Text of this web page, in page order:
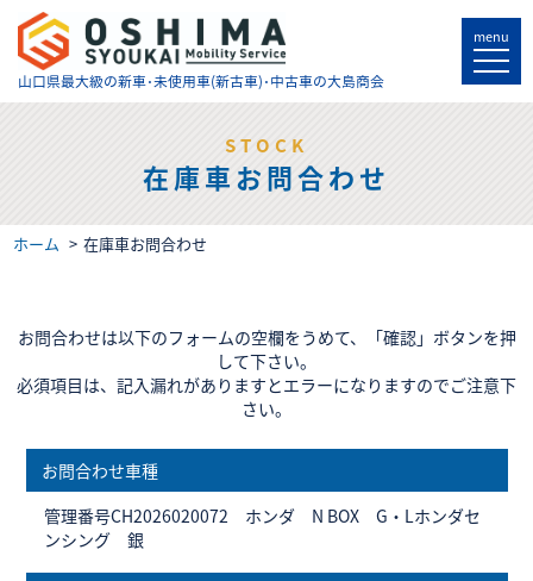
山口県最大級の新車･未使用車(新古車)･中古車の大島商会
menu
STOCK
在庫車お問合わせ
ホーム 在庫車お問合わせ
お問合わせは以下のフォームの空欄をうめて、「確認」ボタンを押
して下さい。
必須項目は、記入漏れがありますとエラーになりますのでご注意下
さい。
お問合わせ車種
管理番号CH2026020072 ホンダ N BOX G・Lホンダセ
ンシング 銀